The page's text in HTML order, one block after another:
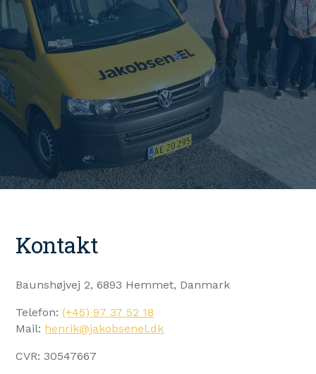
Kontakt
Baunshøjvej 2, 6893 Hemmet, Danmark
Telefon:(+45) 97 37 52 18
Mail: henrik@jakobsenel.dk
CVR:30547667